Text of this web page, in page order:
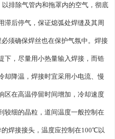
排除气管内和拖罩内的空气，彻底
滞后停气，保证熄弧处焊缝及其周
须确保焊丝也在保护气氛中。焊接
下，尽量用小热量输入焊接，而锆
却降温，焊接时宜采用小电流、慢
区在高温停留时间增加，冷却速度
较细的晶粒，道间温度一般控制在
焊接接头，温度应控制在100℃以